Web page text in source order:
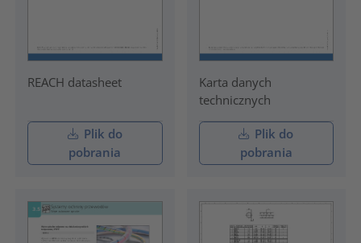
REACH datasheet
Plik do
pobrania
Karta danych
technicznych
Plik do
pobrania